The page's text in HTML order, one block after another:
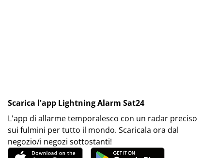
Scarica l'app Lightning Alarm Sat24
L'app di allarme temporalesco con un radar preciso
sui fulmini per tutto il mondo. Scaricala ora dal
negozio/i negozi sottostanti!